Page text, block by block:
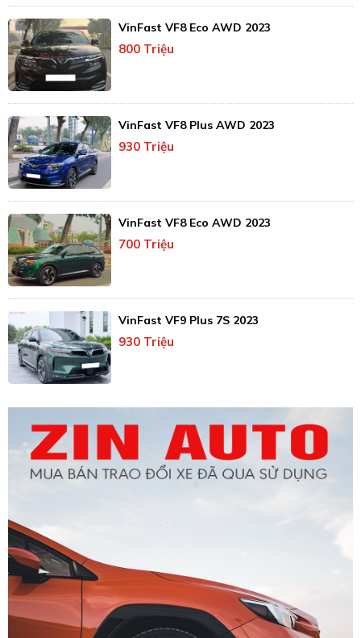
VinFast VF8 Eco AWD 2023
800 Triệu
VinFast VF8 Plus AWD 2023
930 Triệu
VinFast VF8 Eco AWD 2023
700 Triệu
VinFast VF9 Plus 7S 2023
930 Triệu